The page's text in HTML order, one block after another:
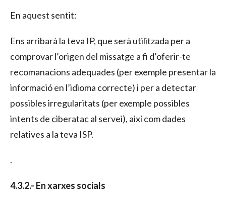
En aquest sentit:
Ens arribarà la teva IP, que serà utilitzada per a
comprovar l’origen del missatge a fi d’oferir-te
recomanacions adequades (per exemple presentar la
informació en l’idioma correcte) i per a detectar
possibles irregularitats (per exemple possibles
intents de ciberatac al servei), així com dades
relatives a la teva ISP.
.
4.3.2.- En xarxes socials